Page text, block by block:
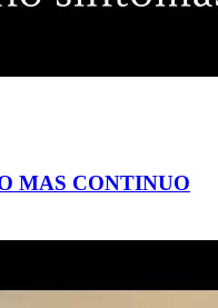
MAS CONTINUO